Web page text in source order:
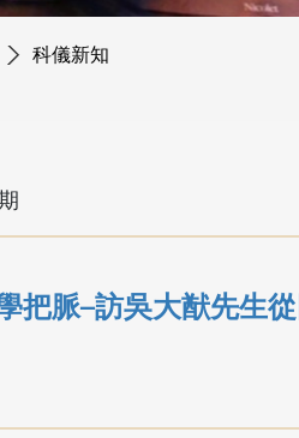
科儀新知
把脈─訪吳大猷先生